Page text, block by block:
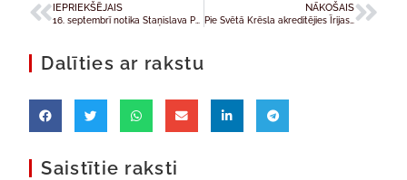
IEPRIEKŠĒJAIS NĀKOŠAIS
Pie Svētā Krēsla akreditējies Īrijas vēstnieks Noels Feihijs
Dalīties ar rakstu
Saistītie raksti